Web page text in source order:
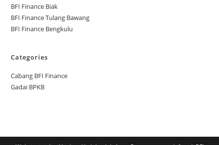
BFI Finance Biak
BFI Finance Tulang Bawang
BFI Finance Bengkulu
Categories
Cabang BFI Finance
Gadai BPKB